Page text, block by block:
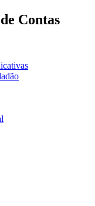
Contas